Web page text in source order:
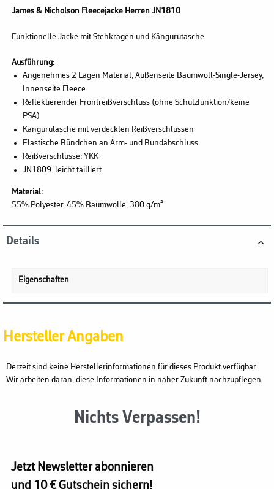
James & Nicholson Fleecejacke Herren JN1810
Funktionelle Jacke mit Stehkragen und Kängurutasche
Ausführung:
Angenehmes 2 Lagen Material, Außenseite Baumwoll-Single-Jersey,
Innenseite Fleece
Reflektierender Frontreißverschluss (ohne Schutzfunktion/keine
PSA)
Kängurutasche mit verdeckten Reißverschlüssen
Elastische Bündchen an Arm- und Bundabschluss
Reißverschlüsse: YKK
JN1809: leicht tailliert
Material:
55% Polyester, 45% Baumwolle, 380 g/m²
Details
Eigenschaften
Hersteller Angaben
Derzeit sind keine Herstellerinformationen für dieses Produkt verfügbar.
Wir arbeiten daran, diese Informationen in naher Zukunft nachzupflegen.
Nichts Verpassen!
Jetzt Newsletter abonnieren
und 10 € Gutschein sichern!